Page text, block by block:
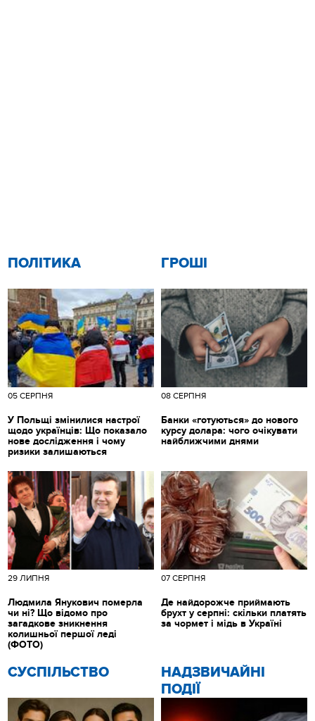
ПОЛІТИКА
05 СЕРПНЯ
У Польщі змінилися настрої
щодо українців: Що показало
нове дослідження і чому
ризики залишаються
ГРОШІ
08 СЕРПНЯ
Банки «готуються» до нового
курсу долара: чого очікувати
найближчими днями
CУСПІЛЬСТВО
НАДЗВИЧАЙНІ
ПОДІЇ
29 ЛИПНЯ
Людмила Янукович померла
чи ні? Що відомо про
загадкове зникнення
колишньої першої леді
(ФОТО)
07 СЕРПНЯ
Де найдорожче приймають
брухт у серпні: скільки платять
за чормет і мідь в Україні